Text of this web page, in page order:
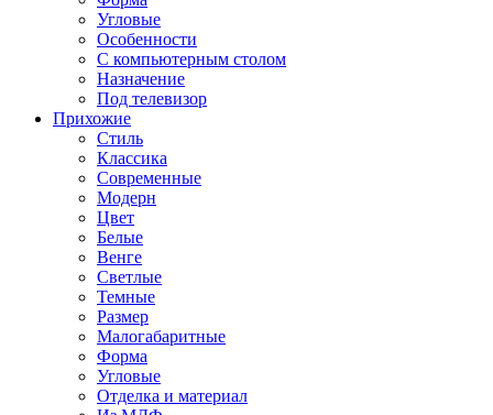
Угловые
Особенности
С компьютерным столом
Назначение
Под телевизор
Прихожие
Стиль
Классика
Современные
Модерн
Цвет
Белые
Венге
Светлые
Темные
Размер
Малогабаритные
Форма
Угловые
Отделка и материал